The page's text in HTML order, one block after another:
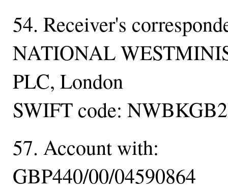
54. Receiver's
NATIONAL
PLC, London
SWIFT code:
57. Account with:
GBP440/00/04590864